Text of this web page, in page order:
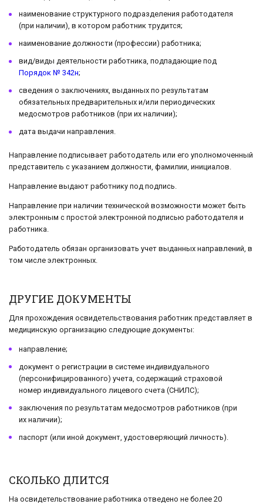
наименование структурного подразделения работодателя
(при наличии), в котором работник трудится;
наименование должности (профессии) работника;
вид/виды деятельности работника, подпадающие под
Порядок № 342н;
сведения о заключениях, выданных по результатам
обязательных предварительных и/или периодических
медосмотров работников (при их наличии);
дата выдачи направления.
Направление подписывает работодатель или его уполномоченный
представитель с указанием должности, фамилии, инициалов.
Направление выдают работнику под подпись.
Направление при наличии технической возможности может быть
электронным с простой электронной подписью работодателя и
работника.
Работодатель обязан организовать учет выданных направлений, в
том числе электронных.
ДРУГИЕ ДОКУМЕНТЫ
Для прохождения освидетельствования работник представляет в
медицинскую организацию следующие документы:
направление;
документ о регистрации в системе индивидуального
(персонифицированного) учета, содержащий страховой
номер индивидуального лицевого счета (СНИЛС);
заключения по результатам медосмотров работников (при
их наличии);
паспорт (или иной документ, удостоверяющий личность).
СКОЛЬКО ДЛИТСЯ
На освидетельствование работника отведено не более 20